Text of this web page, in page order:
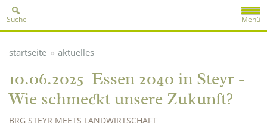
Menü
Suche
startseite » aktuelles
10.06.2025_Essen 2040 in Steyr -
Wie schmeckt unsere Zukunft?
BRG STEYR MEETS LANDWIRTSCHAFT